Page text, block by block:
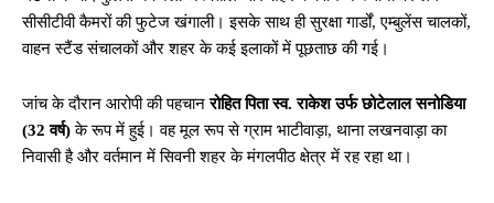
सीसीटीवी कैमरों की फुटेज खंगाली। इसके साथ ही सुरक्षा गार्डों, एम्बुलेंस चालकों,
वाहन स्टैंड संचालकों और शहर के कई इलाकों में पूछताछ की गई।
जांच के दौरान आरोपी की पहचानरोहित पिता स्व. राकेश उर्फ छोटेलाल सनोडिया
(32 वर्ष)के रूप में हुई। वह मूल रूप से ग्राम भाटीवाड़ा, थाना लखनवाड़ा का
निवासी है और वर्तमान में सिवनी शहर के मंगलपीठ क्षेत्र में रह रहा था।